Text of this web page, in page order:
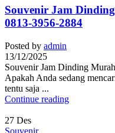
Souvenir Jam
0813-3956-2884
Posted by admin
13/12/2025
Souvenir Jam Dinding
Apakah Anda sedang
tentu saja ...
Continue reading
27 Des
Souvenir